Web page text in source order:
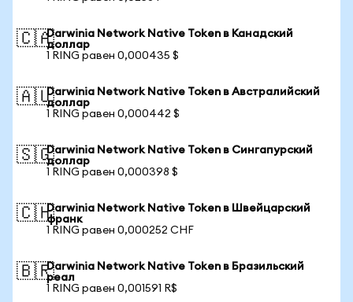
🇨🇦Darwinia Network Native Token в Канадский
доллар
1 RING равен 0,000435 $
🇦🇺Darwinia Network Native Token в Австралийский
доллар
1 RING равен 0,000442 $
🇸🇬Darwinia Network Native Token в Сингапурский
доллар
1 RING равен 0,000398 $
🇨🇭Darwinia Network Native Token в Швейцарский
франк
1 RING равен 0,000252 CHF
🇧🇷Darwinia Network Native Token в Бразильский
реал
1 RING равен 0,001591 R$